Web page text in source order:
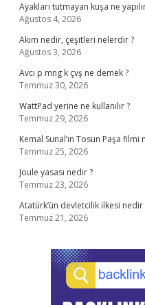
Ayakları tutmayan kuşa ne
Ağustos 4, 2026
Akım nedir, çeşitleri nelerdir ?
Ağustos 3, 2026
Avcı p mng k çvş ne demek ?
Temmuz 30, 2026
WattPad yerine ne kullanılır ?
Temmuz 29, 2026
Kemal Sunal’ın Tosun Paşa
Temmuz 25, 2026
Joule yasası nedir ?
Temmuz 23, 2026
Atatürk’ün devletcilik ilkesi nedir
Temmuz 21, 2026